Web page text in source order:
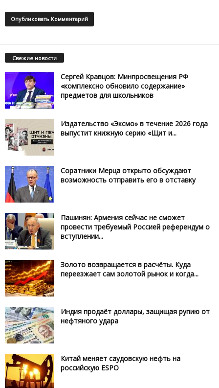
Свежие новости
Сергей Кравцов: Минпросвещения РФ
«комплексно обновило содержание»
предметов для школьников
Издательство «Эксмо» в течение 2026 года
выпустит книжную серию «Щит и...
Соратники Мерца открыто обсуждают
возможность отправить его в отставку
Пашинян: Армения сейчас не сможет
провести требуемый Россией референдум о
вступлении...
Золото возвращается в расчёты. Куда
переезжает сам золотой рынок и когда...
Индия продаёт доллары, защищая рупию от
нефтяного удара
Китай меняет саудовскую нефть на
российскую ESPO